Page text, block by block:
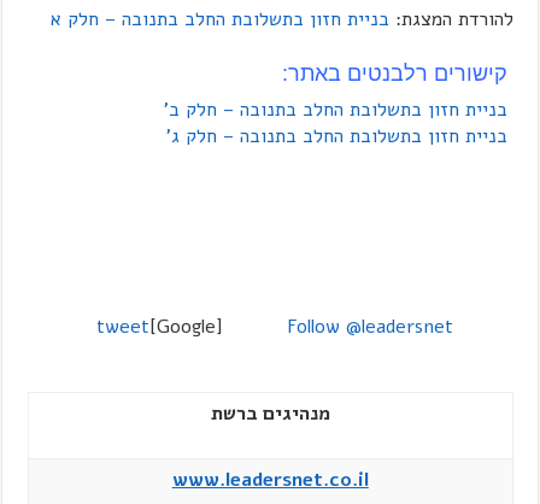
להורדת המצגת: בניית חזון בתשלובת החלב בתנובה – חלק א
קישורים רלבנטים באתר:
בניית חזון בתשלובת החלב בתנובה – חלק ב'
בניית חזון בתשלובת החלב בתנובה – חלק ג'
tweet[Google] Follow @leadersnet
מנהיגים ברשת
www.leadersnet.co.il